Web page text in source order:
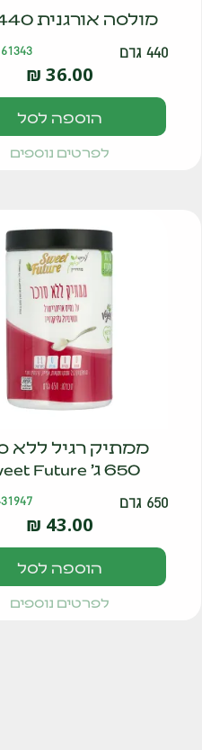
מולסה אורגנית 440 גרם
440 גרם
36.00
₪
הוספה לסל
לפרטים נוספים
ממתיק רגיל ללא
650 ג' Sweet Future
650 גרם
43.00
₪
הוספה לסל
לפרטים נוספים